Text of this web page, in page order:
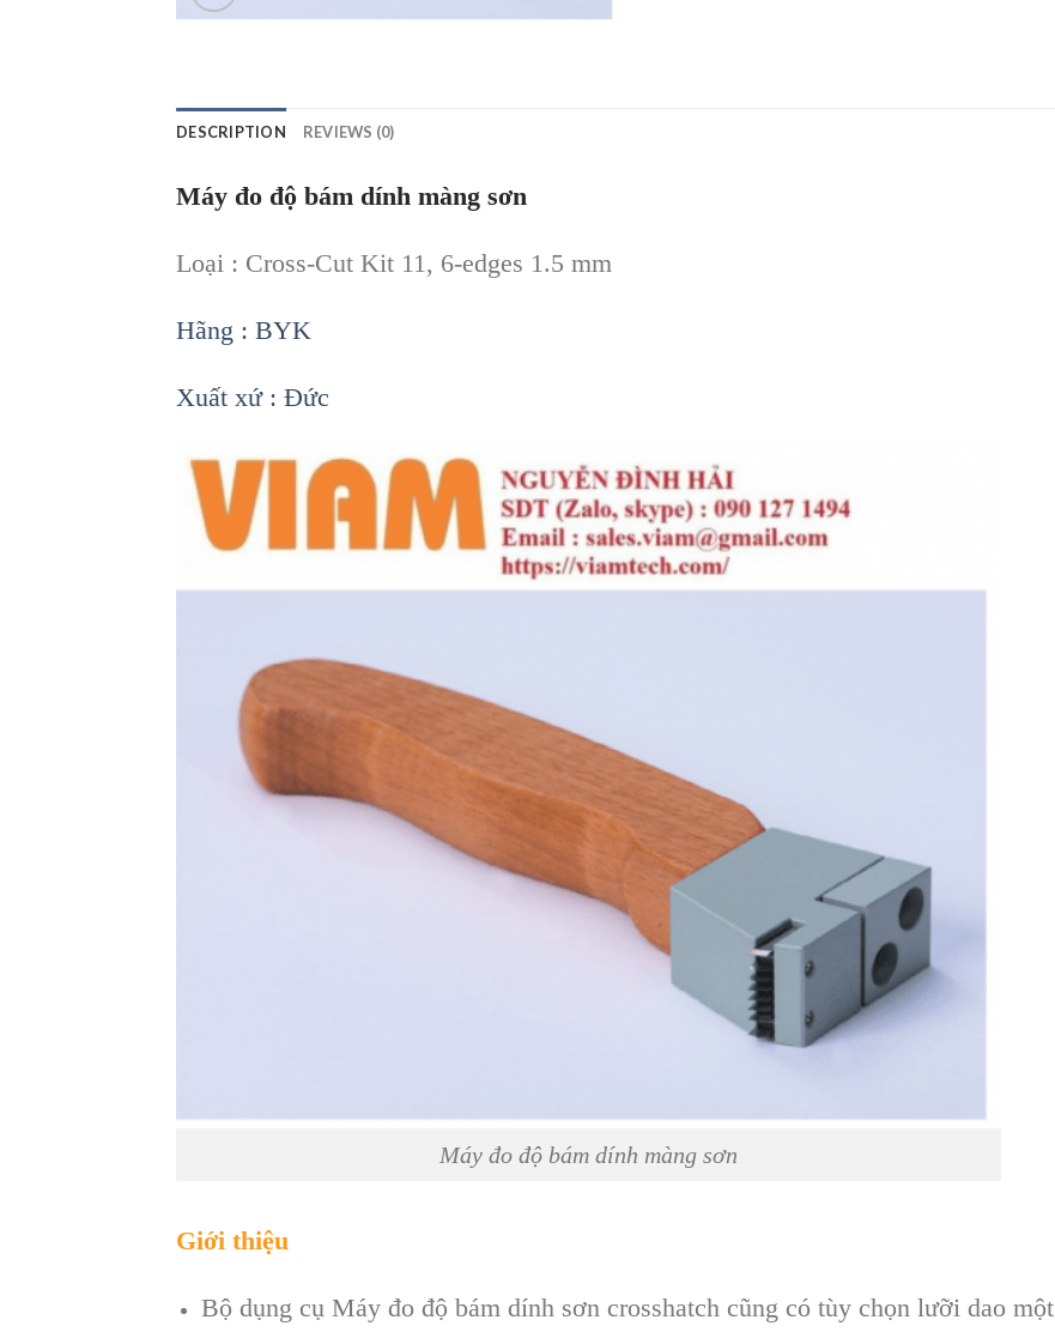
DESCRIPTION REVIEWS (0)
Máy đo độ bám dính màng sơn
Loại : Cross-Cut Kit 11, 6-edges 1.5 mm
Hãng : BYK
Xuất xứ : Đức
Máy đo độ bám dính màng sơn
Giới thiệu
Bộ dụng cụ Máy đo độ bám dính sơn crosshatch cũng có tùy chọn lưỡi dao một